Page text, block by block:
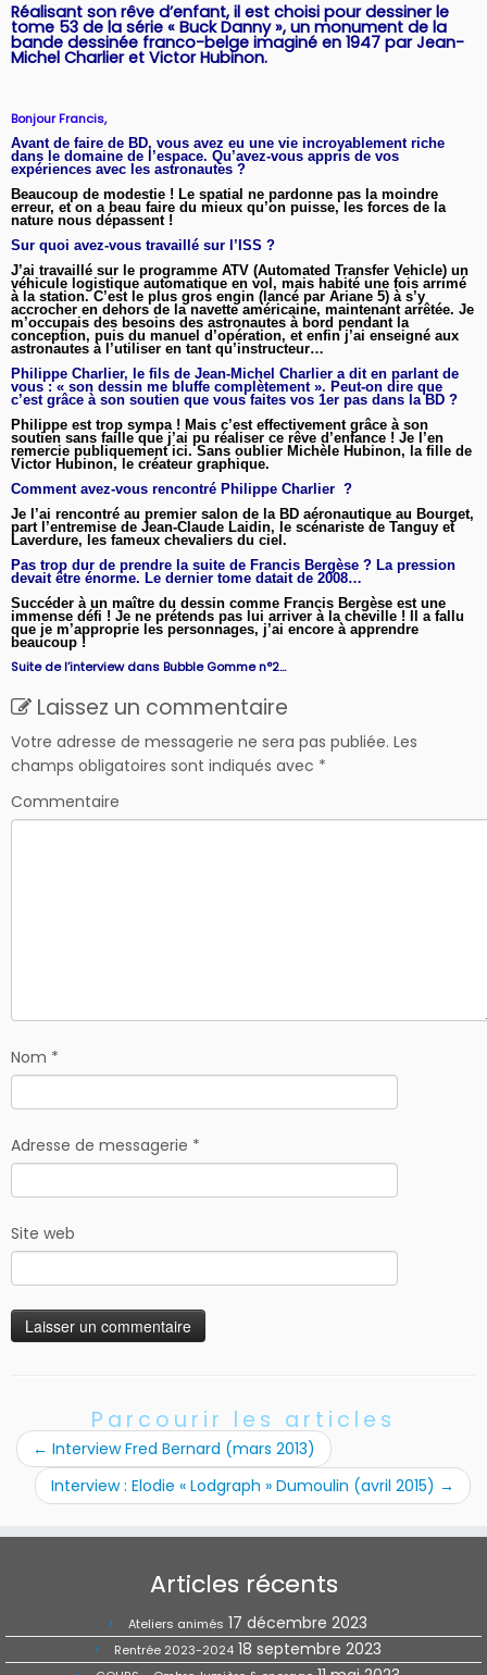
Réalisant son rêve d’enfant, il est choisi pour dessiner le
tome 53 de la série « Buck Danny », un monument de la
bande dessinée franco-belge imaginé en 1947 par Jean-
Michel Charlier et Victor Hubinon.
Bonjour Francis,
Avant de faire de BD, vous avez eu une vie incroyablement riche
dans le domaine de l’espace. Qu’avez-vous appris de vos
expériences avec les astronautes ?
Beaucoup de modestie ! Le spatial ne pardonne pas la moindre
erreur, et on a beau faire du mieux qu’on puisse, les forces de la
nature nous dépassent !
Sur quoi avez-vous travaillé sur l’ISS ?
J’ai travaillé sur le programme ATV (Automated Transfer Vehicle) un
véhicule logistique automatique en vol, mais habité une fois arrimé
à la station. C’est le plus gros engin (lancé par Ariane 5) à s’y
accrocher en dehors de la navette américaine, maintenant arrêtée. Je
m’occupais des besoins des astronautes à bord pendant la
conception, puis du manuel d’opération, et enfin j’ai enseigné aux
astronautes à l’utiliser en tant qu’instructeur…
Philippe Charlier, le fils de Jean-Michel Charlier a dit en parlant de
vous : « son dessin me bluffe complètement ». Peut-on dire que
c’est grâce à son soutien que vous faites vos 1er pas dans la BD ?
Philippe est trop sympa ! Mais c’est effectivement grâce à son
soutien sans faille que j’ai pu réaliser ce rêve d’enfance ! Je l’en
remercie publiquement ici. Sans oublier Michèle Hubinon, la fille de
Victor Hubinon, le créateur graphique.
Comment avez-vous rencontré Philippe Charlier ?
Je l’ai rencontré au premier salon de la BD aéronautique au Bourget,
part l’entremise de Jean-Claude Laidin, le scénariste de Tanguy et
Laverdure, les fameux chevaliers du ciel.
Pas trop dur de prendre la suite de Francis Bergèse ? La pression
devait être énorme. Le dernier tome datait de 2008…
Succéder à un maître du dessin comme Francis Bergèse est une
immense défi ! Je ne prétends pas lui arriver à la cheville ! Il a fallu
que je m’approprie les personnages, j’ai encore à apprendre
beaucoup !
Suite de l’interview dans Bubble Gomme n°2…
Laissez un commentaire
Votre adresse de messagerie ne sera pas publiée. Les
champs obligatoires sont indiqués avec *
Commentaire
Nom *
Adresse de messagerie *
Site web
Parcourir les articles
← Interview Fred Bernard (mars 2013)
Interview : Elodie « Lodgraph » Dumoulin (avril 2015) →
Articles récents
Ateliers animés 17 décembre 2023
Rentrée 2023-2024 18 septembre 2023